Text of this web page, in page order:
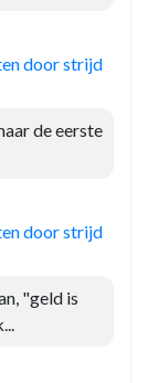
door strijd
de eerste
door strijd
"geld is